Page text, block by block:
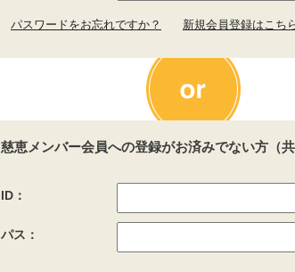
パスワードをお忘れですか？ 新規会員登録はこち
慈恵メンバー会員への登録がお済みでない方（共
ID：
パス：